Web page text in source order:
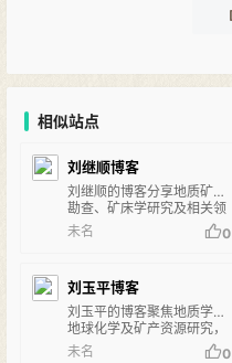
相似站点
刘继顺博客
刘继顺的博客分享地质矿产
勘查、矿床学研究及相关领
域的专业见解和学术思考。
未名 0
刘玉平博客
刘玉平的博客聚焦地质学、
地球化学及矿产资源研究，
分享学术观点和科研成果。
未名 0